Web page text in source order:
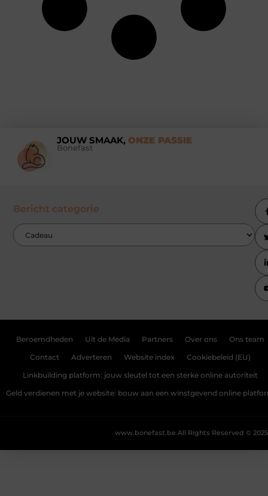
JOUW SMAAK, ONZE PASSIE
Bonefast
Bericht categorie
Beroemdheden Uit de Media Partners Over ons Ons team
Contact Adverteren Website index Cookiebeleid (EU)
Linkbuilding platform: jouw sleutel tot een sterke online autoriteit
Geld verdienen met je website: bouw aan een winstgevend online
All Rights Reserved © 2025
www.bonefast.be.